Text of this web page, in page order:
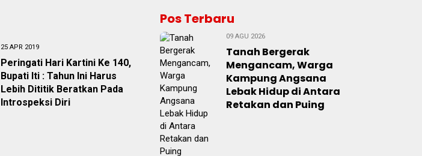
25 APR 2019
Peringati Hari Kartini Ke 140,
Bupati Iti : Tahun Ini Harus
Lebih Dititik Beratkan Pada
Introspeksi Diri
Pos Terbaru
09 AGU 2026
Tanah Bergerak
Mengancam, Warga
Kampung Angsana
Lebak Hidup di Antara
Retakan dan Puing